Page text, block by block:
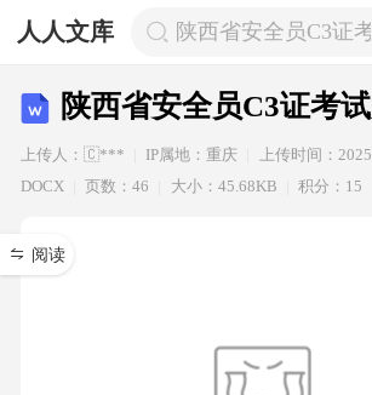
人人文库 陕西省安全员C3证
陕西省安全员C3证考
上传人：🇨*** IP属地：重庆 上传时间：
DOCX
页数：46 大小：45.68KB 积分：15
阅读